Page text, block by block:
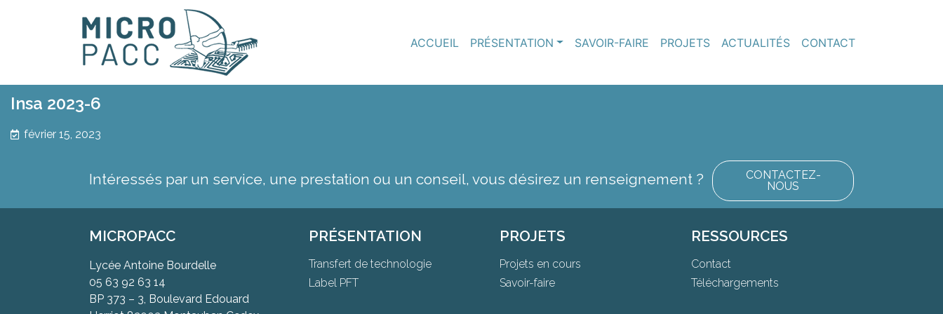
ACCUEIL PRÉSENTATION SAVOIR-FAIRE PROJETS ACTUALITÉS CONTACT
Insa 2023-6
février 15, 2023
Intéressés par un service, une prestation ou un conseil, vous désirez un renseignement ?
CONTACTEZ-
NOUS
MICROPACC
Lycée Antoine Bourdelle
05 63 92 63 14
BP 373 – 3, Boulevard Edouard
PRÉSENTATION
Transfert de technologie
Label PFT
PROJETS
Projets en cours
Savoir-faire
RESSOURCES
Contact
Téléchargements